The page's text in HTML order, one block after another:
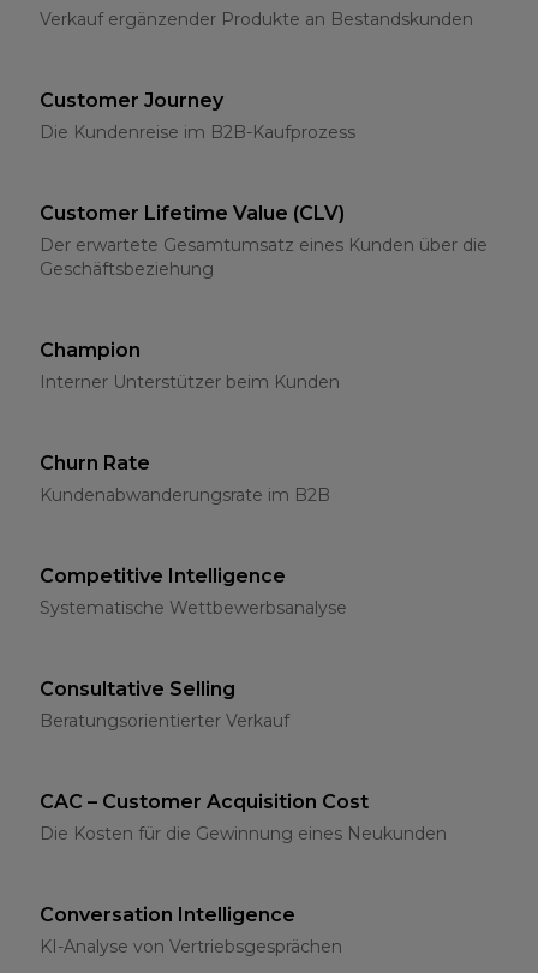
Verkauf ergänzender Produkte an Bestandskunden
Customer Journey
Die Kundenreise im B2B-Kaufprozess
Customer Lifetime Value (CLV)
Der erwartete Gesamtumsatz eines Kunden über die
Geschäftsbeziehung
Champion
Interner Unterstützer beim Kunden
Churn Rate
Kundenabwanderungsrate im B2B
Competitive Intelligence
Systematische Wettbewerbsanalyse
Consultative Selling
Beratungsorientierter Verkauf
CAC – Customer Acquisition Cost
Die Kosten für die Gewinnung eines Neukunden
Conversation Intelligence
KI-Analyse von Vertriebsgesprächen